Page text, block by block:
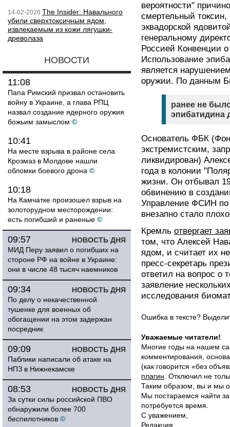
14-02-2026 The Insider: Навального
убили сверхтоксичным ядом,
извлекаемым из кожи лягушки-
древолаза
НОВОСТИ
11:08
Папа Римский призвал остановить
войну в Украине, а глава РПЦ
назвал создание ядерного оружия
божьим замыслом ©
10:41
На месте взрыва в районе села
Крозмаз в Молдове нашли
обломки боевого дрона ©
10:18
На Камчатке произошел взрыв на
золоторудном месторождении:
есть погибший и раненые ©
НОВОСТЬ ДНЯ
09:57
МИД Перу заявил о погибших на
стороне РФ на войне в Украине:
они в числе 48 тысяч наемников
НОВОСТЬ ДНЯ
09:34
По делу о некачественной
тушенке для военных об
обогащении на этом задержан
посредник
НОВОСТЬ ДНЯ
09:09
Паблики написали об атаке на
НПЗ в Нижнекамске
НОВОСТЬ ДНЯ
08:53
За сутки силы российской ПВО
обнаружили более 700
беспилотников ©
вероятности"
смертельный токсин,
эквадорской
генеральному
Россией Конвенции
Использование
является
оружии. По данным
ранее не
эпибатидина
Основатель ФБК
экстремистским,
ликвидирован)
года в колонии
жизни. Он отбывал
обвинению в
Управление ФСИН
внезапно стало
Кремль отвергает
том, что Алексей
ядом, и считает их
пресс-секретарь
ответил на вопрос о
заявление
исследования
Ошибка в тексте?
Уважаемые читатели!
Многие годы на нашем
комментирования,
(как говорится «без
плагин . Отключил не
Таким образом, вы и мы
Мы постараемся найти
потребуется время.
С уважением,
Редакция